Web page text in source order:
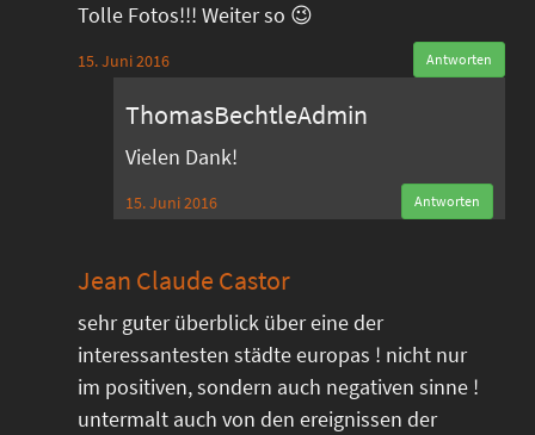
Tolle Fotos!!! Weiter so 😉
15. Juni 2016 Antworten
ThomasBechtleAdmin
Vielen Dank!
15. Juni 2016 Antworten
Jean Claude Castor
sehr guter überblick über eine der
interessantesten städte europas ! nicht nur
im positiven, sondern auch negativen sinne !
untermalt auch von den ereignissen der